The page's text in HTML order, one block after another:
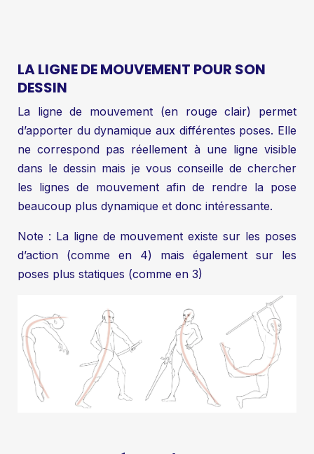
LA LIGNE DE MOUVEMENT POUR SON
DESSIN
La ligne de mouvement (en rouge clair) permet
d’apporter du dynamique aux différentes poses. Elle
ne correspond pas réellement à une ligne visible
dans le dessin mais je vous conseille de chercher
les lignes de mouvement afin de rendre la pose
beaucoup plus dynamique et donc intéressante.
Note : La ligne de mouvement existe sur les poses
d’action (comme en 4) mais également sur les
poses plus statiques (comme en 3)